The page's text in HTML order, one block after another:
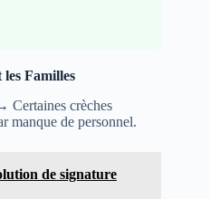
les Familles
Certaines crèches
manque de personnel.
de signature